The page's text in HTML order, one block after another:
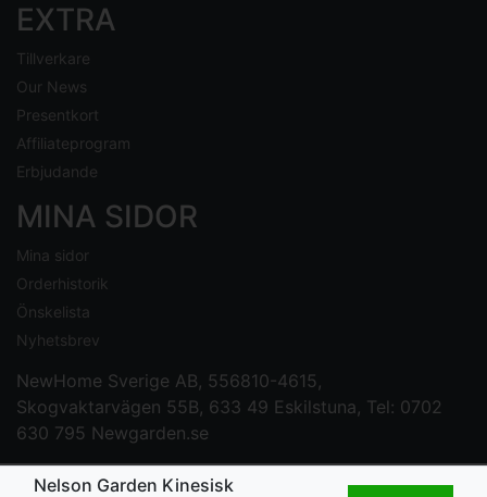
Nelson Garden Kinesisk
EXTRA
Tillverkare
Our News
Presentkort
Affiliateprogram
Erbjudande
MINA SIDOR
Mina sidor
Orderhistorik
Önskelista
Nyhetsbrev
NewHome Sverige AB, 556810-4615,
Skogvaktarvägen 55B, 633 49 Eskilstuna, Tel: 0702
630 795 Newgarden.se